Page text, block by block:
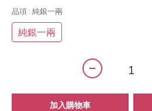
品項 : 純銀一兩
純銀一兩
加入購物車